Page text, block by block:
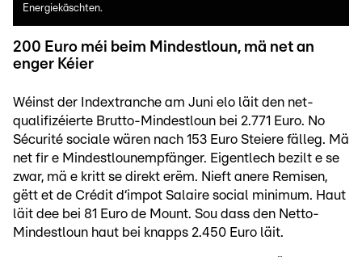
Energiekäschten.
200 Euro méi beim Mindestloun, mä net an
enger Kéier
Wéinst der Indextranche am Juni elo läit den net-
qualifizéierte Brutto-Mindestloun bei 2.771 Euro. No
Sécurité sociale wären nach 153 Euro Steiere fälleg. Mä
net fir e Mindestlounempfänger. Eigentlech bezilt e se
zwar, mä e kritt se direkt erëm. Nieft anere Remisen,
gëtt et de Crédit d‘impot Salaire social minimum. Haut
läit dee bei 81 Euro de Mount. Sou dass den Netto-
Mindestloun haut bei knapps 2.450 Euro läit.